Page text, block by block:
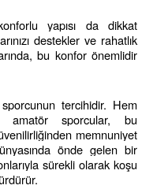
yapısı da dikkat
destekler ve rahatlık
bu konfor önemlidir
tercihidir. Hem
amatör sporcular, bu
memnuniyet
önde gelen bir
sürekli olarak koşu